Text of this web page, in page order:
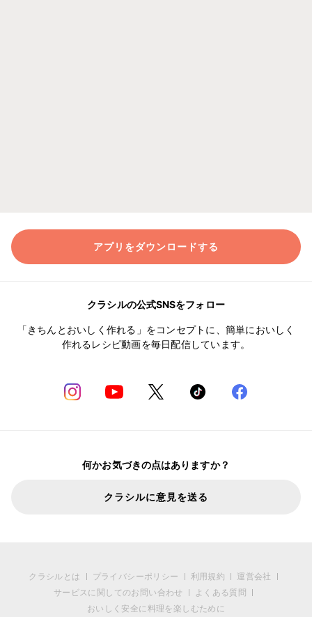
アプリをダウンロードする
クラシルの公式SNSをフォロー
「きちんとおいしく作れる」をコンセプトに、簡単においしく
作れるレシピ動画を毎日配信しています。
何かお気づきの点はありますか？
クラシルに意見を送る
クラシルとは プライバシーポリシー 利用規約
運営会社
サービスに関してのお問い合わせ
よくある質問
おいしく安全に料理を楽しむために